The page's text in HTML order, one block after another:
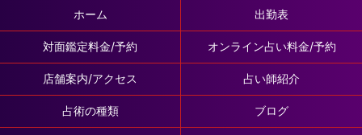
ホーム 出勤表
対面鑑定料金/予約 オンライン占い料金/予約
店舗案内/アクセス 占い師紹介
占術の種類 ブログ